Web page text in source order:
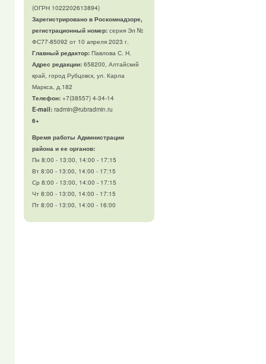
(ОГРН 1022202613894)
Зарегистрировано в Роскомнадзоре,
регистрационный номер:серия Эл №
ФС77-85092 от 10 апреля 2023 г.
Главный редактор:Павлова С. Н.
Адрес редакции:658200, Алтайский
край, город Рубцовск, ул. Карла
Маркса, д.182
Телефон:+7(38557) 4-34-14
E-mail:radmin@rubradmin.ru
6+
Время работы Администрации
района и ее органов:
Пн 8:00 - 13:00, 14:00 - 17:15
Вт 8:00 - 13:00, 14:00 - 17:15
Ср 8:00 - 13:00, 14:00 - 17:15
Чт 8:00 - 13:00, 14:00 - 17:15
Пт 8:00 - 13:00, 14:00 - 16:00